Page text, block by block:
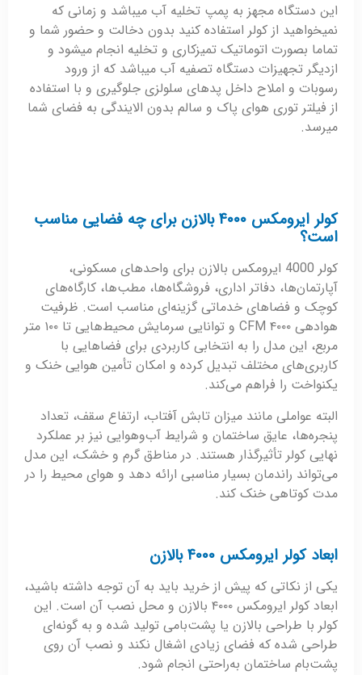
این دستگاه مجهز به پمپ تخلیه آب میباشد و زمانی که
نمیخواهید از کولر استفاده کنید بدون دخالت و حضور شما و
تماما بصورت اتوماتیک تمیزکاری و تخلیه انجام میشود و
ازدیگر تجهیزات دستگاه تصفیه آب میباشد که از ورود
رسوبات و املاح داخل پدهای سلولزی جلوگیری و با استفاده
از فیلتر توری هوای پاک و سالم بدون الایندگی به فضای شما
میرسد.
کولر ایرومکس ۴۰۰۰ بالازن برای چه فضایی مناسب
است؟
کولر 4000 ایرومکس بالازن برای واحدهای مسکونی،
آپارتمان‌ها، دفاتر اداری، فروشگاه‌ها، مطب‌ها، کارگاه‌های
کوچک و فضاهای خدماتی گزینه‌ای مناسب است. ظرفیت
هوادهی ۴۰۰۰ CFM و توانایی سرمایش محیط‌هایی تا ۱۰۰ متر
مربع، این مدل را به انتخابی کاربردی برای فضاهایی با
کاربری‌های مختلف تبدیل کرده و امکان تأمین هوایی خنک و
یکنواخت را فراهم می‌کند.
البته عواملی مانند میزان تابش آفتاب، ارتفاع سقف، تعداد
پنجره‌ها، عایق ساختمان و شرایط آب‌وهوایی نیز بر عملکرد
نهایی کولر تأثیرگذار هستند. در مناطق گرم و خشک، این مدل
می‌تواند راندمان بسیار مناسبی ارائه دهد و هوای محیط را در
مدت کوتاهی خنک کند.
ابعاد کولر ایرومکس ۴۰۰۰ بالازن
یکی از نکاتی که پیش از خرید باید به آن توجه داشته باشید،
ابعاد کولر ایرومکس ۴۰۰۰ بالازن و محل نصب آن است. این
کولر با طراحی بالازن یا پشت‌بامی تولید شده و به گونه‌ای
طراحی شده که فضای زیادی اشغال نکند و نصب آن روی
پشت‌بام ساختمان به‌راحتی انجام شود.